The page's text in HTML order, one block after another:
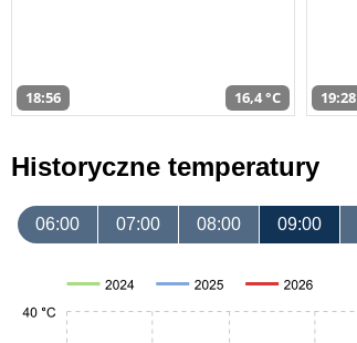
18:56 16,4 °C 19:28
Historyczne temperatury
06:00 07:00 08:00 09:00